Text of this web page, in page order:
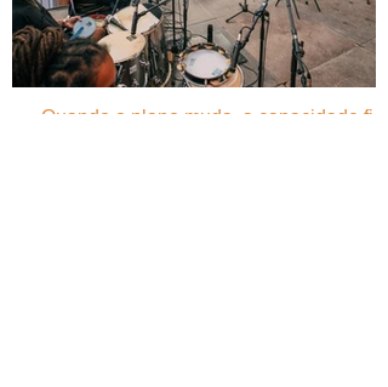
Quando o plano muda, a capacidade fica